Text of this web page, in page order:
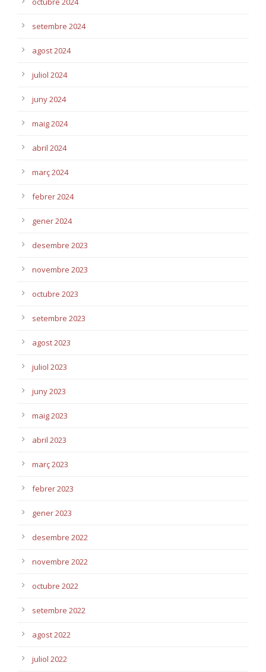
setembre 2024
agost 2024
juliol 2024
juny 2024
maig 2024
abril 2024
març 2024
febrer 2024
gener 2024
desembre 2023
novembre 2023
octubre 2023
setembre 2023
agost 2023
juliol 2023
juny 2023
maig 2023
abril 2023
març 2023
febrer 2023
gener 2023
desembre 2022
novembre 2022
octubre 2022
setembre 2022
agost 2022
juliol 2022